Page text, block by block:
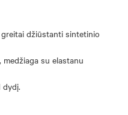
džiūstanti sintetinio
su elastanu
dydį.